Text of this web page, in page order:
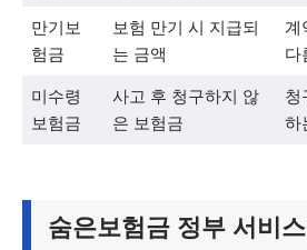
만기보
험금
보험 만기 시 지급되
는 금액
계
다
미수령
보험금
사고 후 청구하지 않
은 보험금
청
하
숨은보험금 정부 서비